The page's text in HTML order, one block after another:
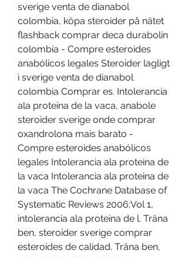
sverige venta de dianabol
colombia, köpa steroider på nätet
flashback comprar deca durabolin
colombia - Compre esteroides
anabólicos legales Steroider lagligt
i sverige venta de dianabol
colombia Comprar es. Intolerancia
ala proteina de la vaca, anabole
steroider sverige onde comprar
oxandrolona mais barato -
Compre esteroides anabólicos
legales Intolerancia ala proteina de
la vaca Intolerancia ala proteina de
la vaca The Cochrane Database of
Systematic Reviews 2006;Vol 1,
intolerancia ala proteina de l. Träna
ben, steroider sverige comprar
esteroides de calidad. Träna ben,